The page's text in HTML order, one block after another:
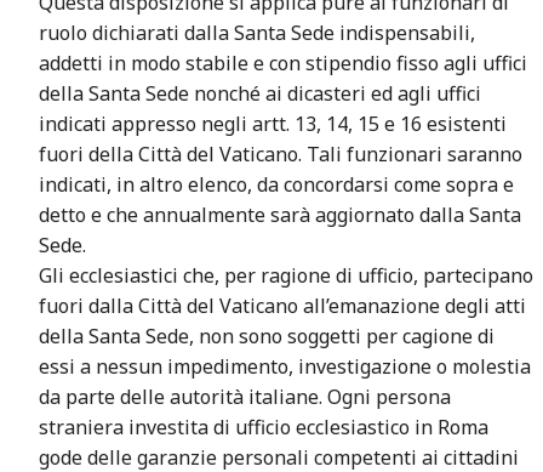
ruolo dichiarati dalla Santa Sede indispensabili,
addetti in modo stabile e con stipendio fisso agli uffici
della Santa Sede nonché ai dicasteri ed agli uffici
indicati appresso negli artt. 13, 14, 15 e 16 esistenti
fuori della Città del Vaticano. Tali funzionari saranno
indicati, in altro elenco, da concordarsi come sopra e
detto e che annualmente sarà aggiornato dalla Santa
Sede.
Gli ecclesiastici che, per ragione di ufficio, partecipano
fuori dalla Città del Vaticano all’emanazione degli atti
della Santa Sede, non sono soggetti per cagione di
essi a nessun impedimento, investigazione o molestia
da parte delle autorità italiane. Ogni persona
straniera investita di ufficio ecclesiastico in Roma
gode delle garanzie personali competenti ai cittadini